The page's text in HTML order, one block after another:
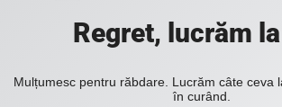
Regret, lucrăm
Mulțumesc pentru răbdare. Lucrăm câte ceva
în curând.